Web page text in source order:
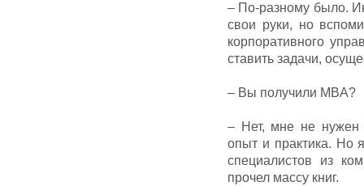
– По-разному было.
свои руки, но
корпоративного
ставить задачи,
– Вы получили MBA?
– Нет, мне не нужен
опыт и практика. Но
специалистов из
прочел массу книг.